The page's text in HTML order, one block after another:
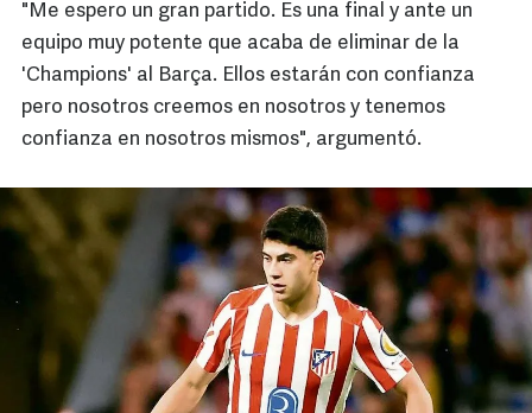
"Me espero un gran partido. Es una final y ante un
equipo muy potente que acaba de eliminar de la
'Champions' al Barça. Ellos estarán con confianza
pero nosotros creemos en nosotros y tenemos
confianza en nosotros mismos", argumentó.